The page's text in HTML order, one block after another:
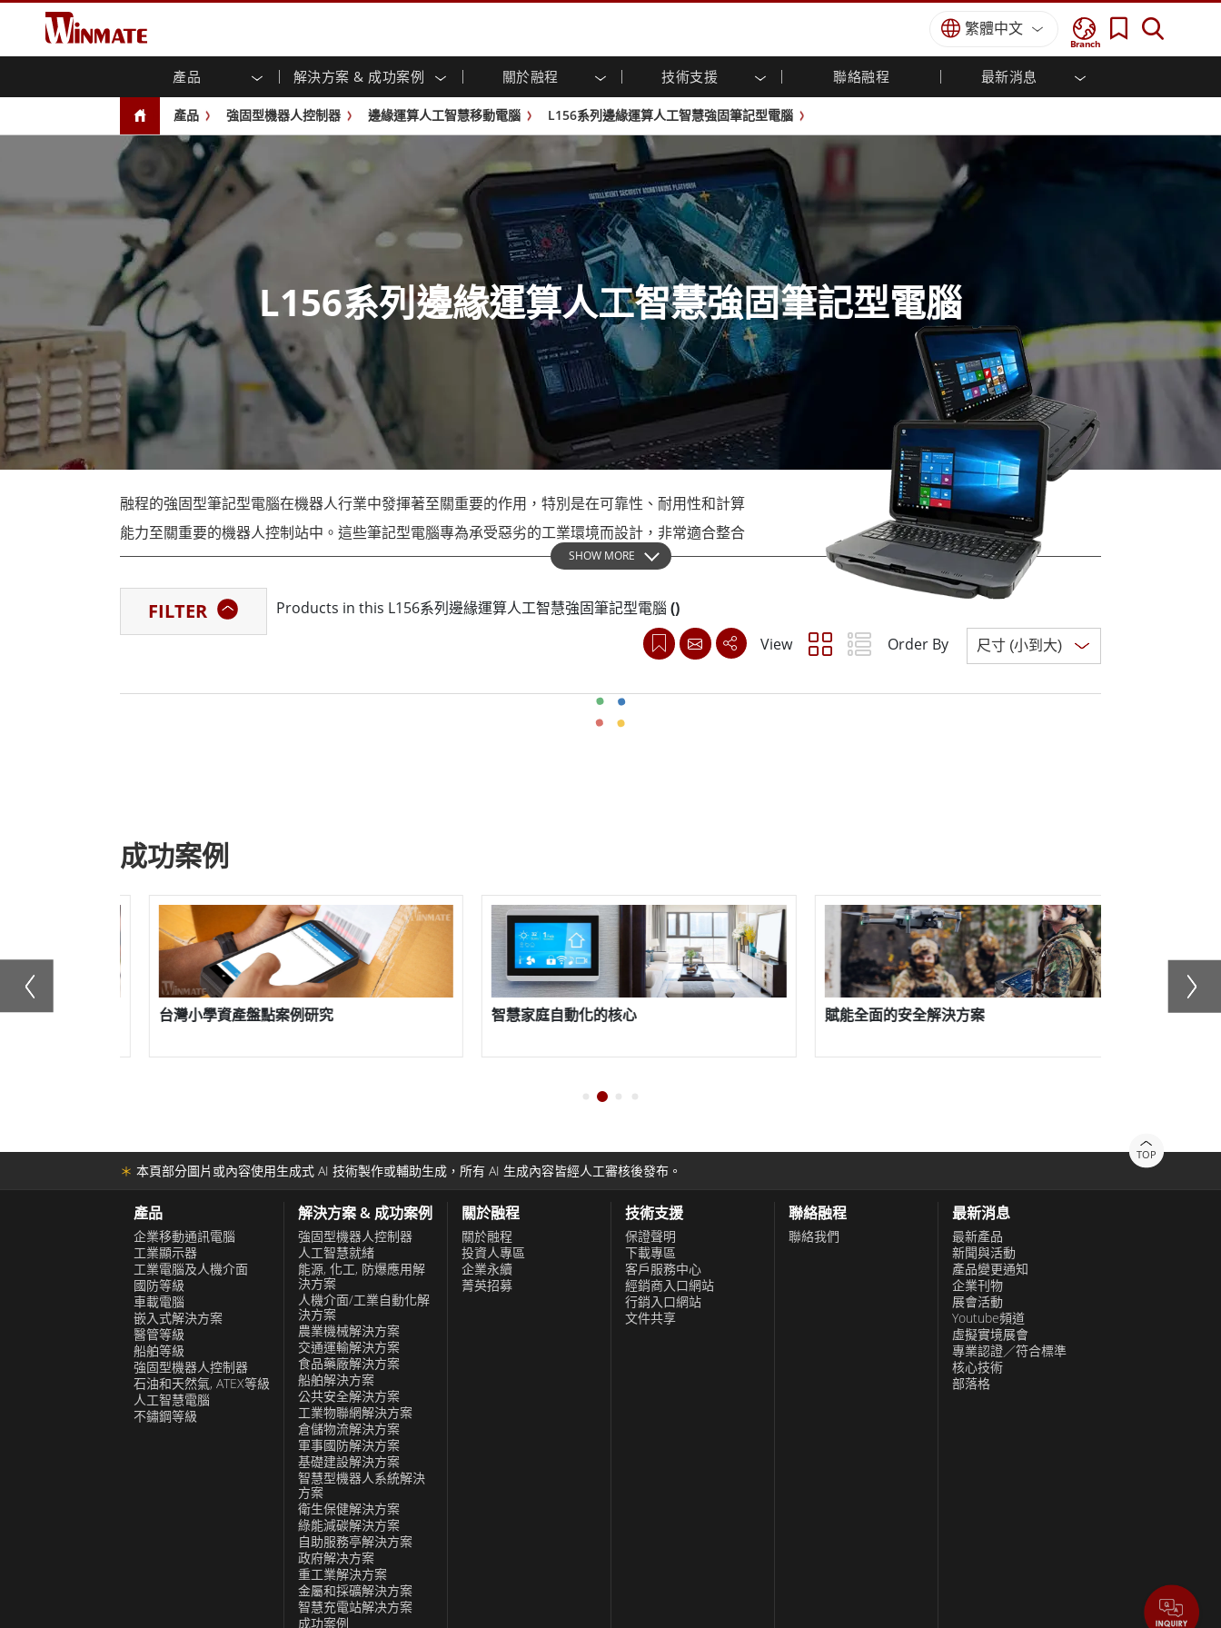
Branch
繁體中文
產品 解決方案 & 成功案例 關於融程 技術支援 聯絡融程 最新消息
企業移動通訊電腦
強固觸控筆記型電腦
強固型平板控制器
手持行動電腦
Windows強固型平板電腦
Android系統強固型平板電腦
超強固型平板電腦
無線電 PoC
邊緣運算人工智慧移動電腦
工業顯示器
多點觸控 (投射電
容)
開放式架構
面板安裝
前面板IP65
USB Type-C
不銹鋼系列
G-WIN系列 / IP67
後置安裝
工業防爆等级
機架安裝
長條形顯示器
OSD 控制器
工業電腦及人機介面
人機介面 (投射電容觸控)
工業電腦 (投射電容觸控)
工業電腦 (電阻觸控)
不銹鋼系列
G-WIN系列 / IP67設計
防爆等级
長條形數位電子看板
邊緣運算人工智慧工業電腦
國防等級強固觸控筆記型電腦
國防等級強固型平板電腦
國防等級超強固型平板電腦
國防等級工業電腦
國防等級顯示器 / NVIS 顯示器
國防等級伺服器
地面控制站
車載電腦
Windows車載電腦
Android車載電腦
車載平板電腦
嵌入式解決方案
嵌入式電腦 / IP65 防水強固型電腦
無線電閘道器
More
醫管等級
醫管等級強固型平板電腦
醫管等級工業電腦
醫管等級顯示器
船舶等級
船舶等級工業電腦
船舶等級顯示器
船舶等級嵌入式電腦
More
強固型機器人控制器
邊緣運算人工智慧移動電腦
石油和天然氣, ATEX等級
ATEX等級強固型平板電腦
ATEX等級工業電腦
More
人工智慧電腦
邊緣運算人工智慧移動電腦
邊緣運算人工智慧嵌入式電腦
不鏽鋼等級
不鏽鋼工業電腦
不鏽鋼工業顯示器
強固型機器人控制器 人工智慧就緒 能源, 化工, 防爆應用解決方案
農業機械解決方案
交通運輸解決方案 食品藥廠解決方案
船舶解決方案
公共安全解決方案
工業物聯網解決方案 倉儲物流解決方案
軍事國防解決方案
基礎建設解決方案
智慧型機器人系統解決方案 衛生保健解決方案
綠能減碳解決方案
自助服務亭解決方案
政府解决方案 重工業解決方案
金屬和採礦解決方案
智慧充電站解决方案
成功案例
關於融程 投資人專區 企業永續
保證聲明 下載專區 客戶服務中心
行銷入口網站
文件共享
最新產品 新聞與活動 產品變更通知
展會活動
Youtube頻道 虛擬實境展會
專業認證／符合標準
核心技術
部落格
產品 強固型機器人控制器 邊緣運算人工智慧移動電腦 L156系列邊緣運算人工智慧強固筆記型電腦
L156系列邊緣運算人工智慧強固筆記型電腦
融程的強固型筆記型電腦在機器人行業中發揮著至關重要的作用，特別是在可靠性、耐用性和計算
能力至關重要的機器人控制站中。這些筆記型電腦專為承受惡劣的工業環境而設計，非常適合整合
到需要強大運算能力來進行即時資料處理和控制的機器人控制站。融程強固型筆記型電腦中整合了
NVIDIA 和 Intel 的先進 GPU，增強了其性能，使其非常適合人工智慧驅動的應用，例如機器人視
覺、導航和自主控制系統。堅固耐用的筆記型電腦支援自主導航演算法，處理感測器數據並執行無
透過利用人工智慧功能，融程的強固型筆記型電腦可實現機器人控制站內的無縫集成，從而促進提
SHOW MORE
FILTER Products in this L156系列邊緣運算人工智慧強固筆記型電腦 ()
Order By
View
成功案例
究 智慧家庭自動化的核心 賦能全面的安全解決方案 醫療廢棄物的處理 橋樑
TOP
＊ 本頁部分圖片或內容使用生成式 AI 技術製作或輔助生成，所有 AI 生成內容皆經人工審核後發布。
產品
企業移動通訊電腦
工業顯示器
工業電腦及人機介面
國防等級
車載電腦
嵌入式解決方案
醫管等級
船舶等級
強固型機器人控制器
石油和天然氣, ATEX等級
人工智慧電腦
不鏽鋼等級
解決方案 & 成功案例
強固型機器人控制器
人工智慧就緒
能源, 化工, 防爆應用解
決方案
人機介面/工業自動化解
決方案
農業機械解決方案
交通運輸解決方案
食品藥廠解決方案
船舶解決方案
公共安全解決方案
工業物聯網解決方案
倉儲物流解決方案
軍事國防解決方案
基礎建設解決方案
智慧型機器人系統解決
方案
衛生保健解決方案
綠能減碳解決方案
自助服務亭解決方案
政府解决方案
重工業解決方案
金屬和採礦解決方案
智慧充電站解决方案
成功案例
關於融程
關於融程
投資人專區
企業永續
菁英招募
技術支援
保證聲明
下載專區
客戶服務中心
經銷商入口網站
行銷入口網站
文件共享
聯絡融程
聯絡我們
最新消息
最新產品
新聞與活動
產品變更通知
企業刊物
展會活動
Youtube頻道
虛擬實境展會
專業認證／符合標準
核心技術
部落格